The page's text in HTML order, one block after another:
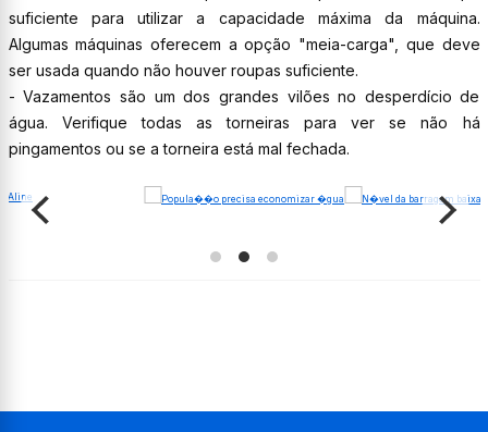
suficiente para utilizar a capacidade máxima da máquina.
Algumas máquinas oferecem a opção "meia-carga", que deve
ser usada quando não houver roupas suficiente.
- Vazamentos são um dos grandes vilões no desperdício de
água. Verifique todas as torneiras para ver se não há
pingamentos ou se a torneira está mal fechada.